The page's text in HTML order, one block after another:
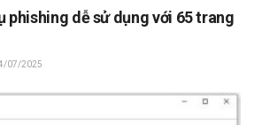
phishing dễ sử dụng với 65 trang
07/2025